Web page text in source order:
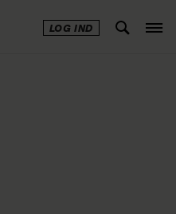
LOG IND